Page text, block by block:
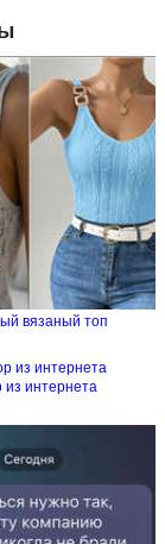
вязаный топ
интернета